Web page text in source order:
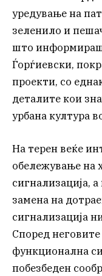
уредување на
зеленило и
што
Ѓорѓиевски,
проекти, со
деталите кои
урбана култура
На терен веќе
обележување на
сигнализација,
замена на
сигнализација
Според неговите
функционална
побезбеден